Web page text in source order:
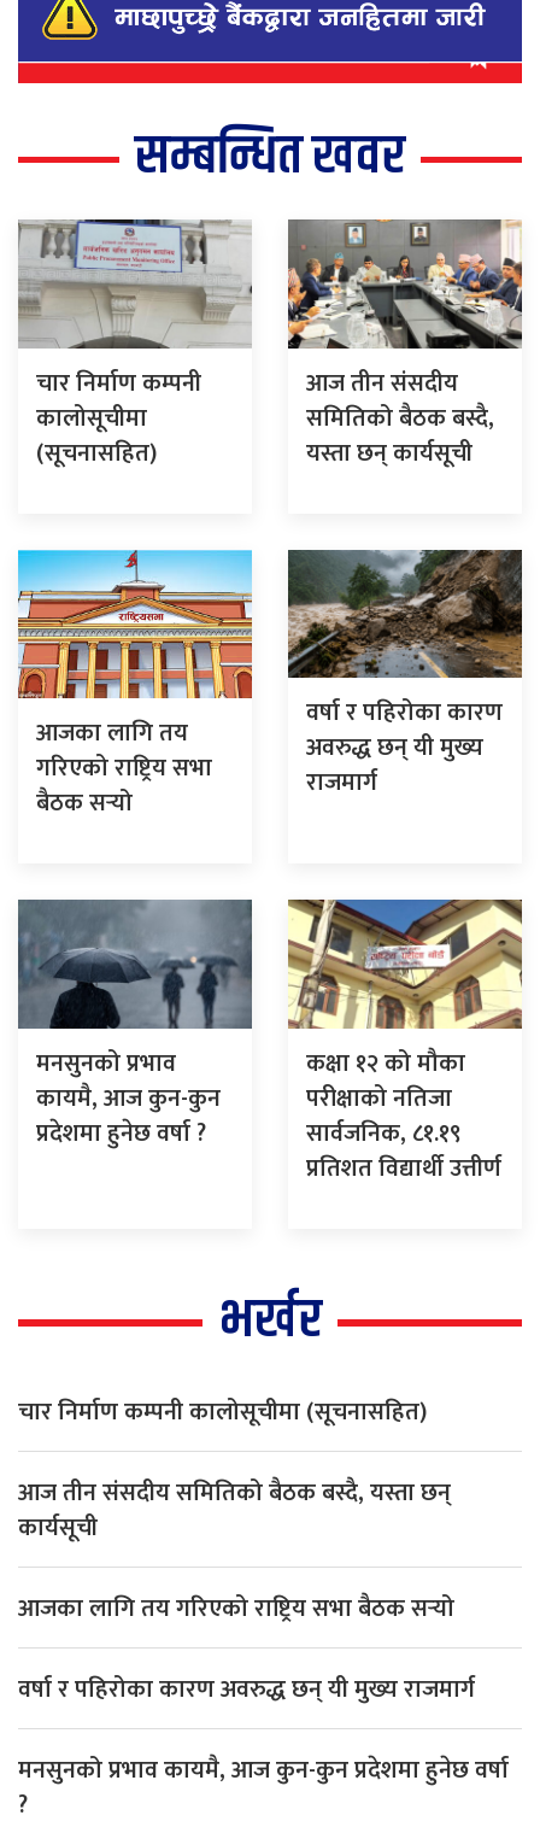
सम्बन्धित खवर
चार निर्माण कम्पनी
कालोसूचीमा
(सूचनासहित)
आज तीन संसदीय
समितिको बैठक बस्दै,
यस्ता छन् कार्यसूची
आजका लागि तय
गरिएको राष्ट्रिय सभा
बैठक सर्‍यो
वर्षा र पहिरोका कारण
अवरुद्ध छन् यी मुख्य
राजमार्ग
मनसुनको प्रभाव
कायमै, आज कुन-कुन
प्रदेशमा हुनेछ वर्षा ?
कक्षा १२ को मौका
परीक्षाको नतिजा
सार्वजनिक, ८१.१९
प्रतिशत विद्यार्थी उत्तीर्ण
भर्खर
चार निर्माण कम्पनी कालोसूचीमा (सूचनासहित)
आज तीन संसदीय समितिको बैठक बस्दै, यस्ता छन्
कार्यसूची
आजका लागि तय गरिएको राष्ट्रिय सभा बैठक सर्‍यो
वर्षा र पहिरोका कारण अवरुद्ध छन् यी मुख्य राजमार्ग
मनसुनको प्रभाव कायमै, आज कुन-कुन प्रदेशमा हुनेछ वर्षा
?